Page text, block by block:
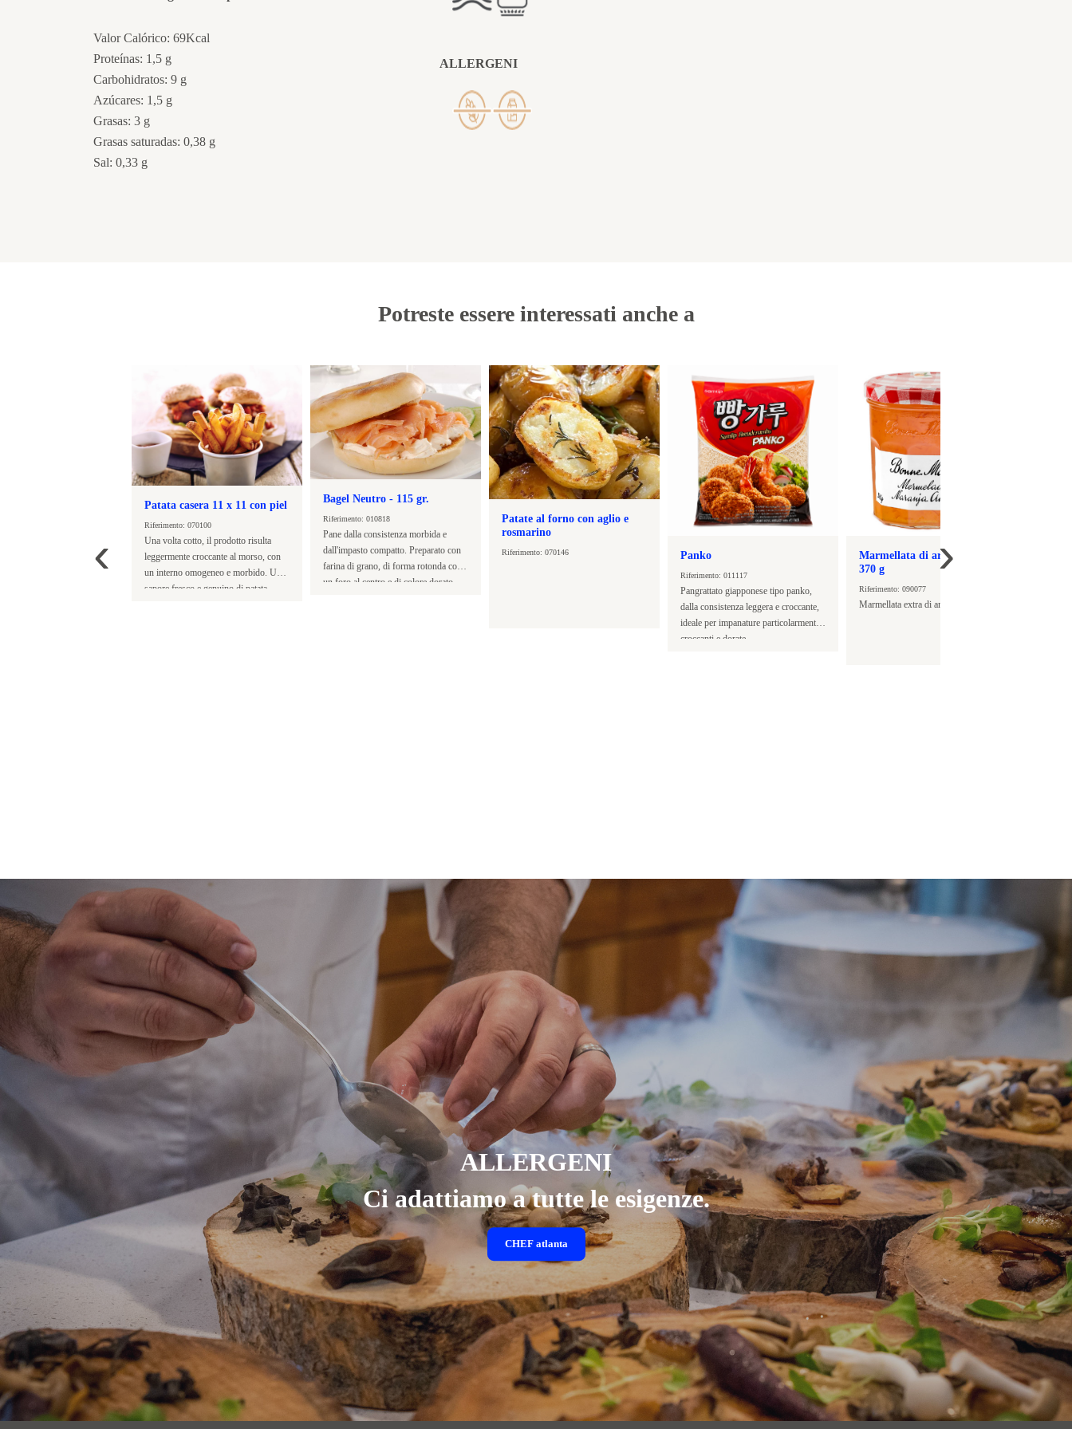
Valor Calórico: 69Kcal
Proteínas: 1,5 g
Carbohidratos: 9 g
Azúcares: 1,5 g
Grasas: 3 g
Grasas saturadas: 0,38 g
Sal: 0,33 g
ALLERGENI
Potreste essere interessati anche a
Patata casera 11 x 11 con piel
Riferimento: 070100
Una volta cotto, il prodotto risulta
leggermente croccante al morso, con
un interno omogeneo e morbido. Un
sapore fresco e genuino di patata.
Bagel Neutro - 115 gr.
Riferimento: 010818
Pane dalla consistenza morbida e
dall'impasto compatto. Preparato con
farina di grano, di forma rotonda con
un foro al centro e di colore dorato.
Patate al forno con aglio e
rosmarino
Riferimento: 070146 Panko
Riferimento: 011117
Pangrattato giapponese tipo panko,
dalla consistenza leggera e croccante,
ideale per impanature particolarmente
croccanti e dorate.
Marmellata di arance amare
370 g
Riferimento: 090077
Marmellata extra di arancia amara
‹ ›
ALLERGENI
Ci adattiamo a tutte le esigenze.
CHEF atlanta